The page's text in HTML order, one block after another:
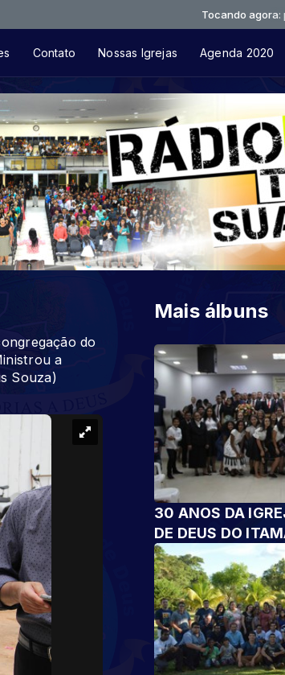
Tocando agora:
Contato Nossas Igrejas Agenda 2020
do
a
Souza)
Mais álbuns
30 ANOS DA
DE DEUS DO